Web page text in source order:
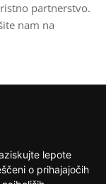
partnerstvo.
nam na
lepote
o prihajajočih